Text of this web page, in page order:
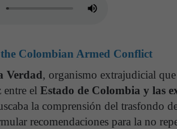
Colombian Armed Conflict
Verdad, organismo extrajudicial
entre el Estado de Colombia y las
la comprensión del trasfondo
recomendaciones para la no